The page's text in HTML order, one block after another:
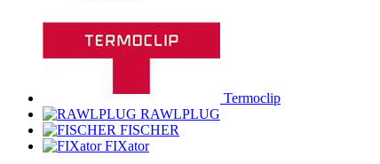
Termoclip
RAWLPLUG
FISCHER
FIXator